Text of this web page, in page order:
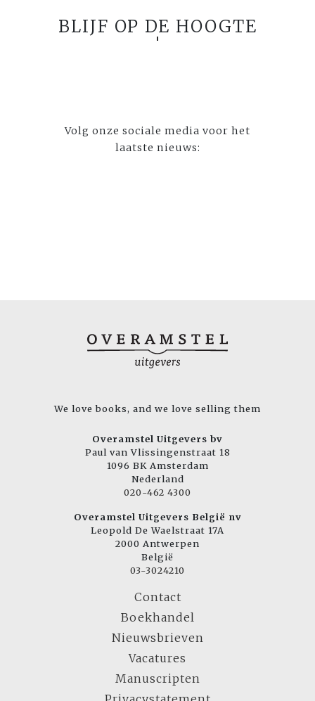
BLIJF OP DE HOOGTE
Volg onze sociale media voor het
laatste nieuws:
We love books, and we love selling them
Overamstel Uitgevers bv
Paul van Vlissingenstraat 18
1096 BK Amsterdam
Nederland
020-462 4300
Overamstel Uitgevers België nv
Leopold De Waelstraat 17A
2000 Antwerpen
België
03-3024210
Contact
Boekhandel
Nieuwsbrieven
Vacatures
Manuscripten